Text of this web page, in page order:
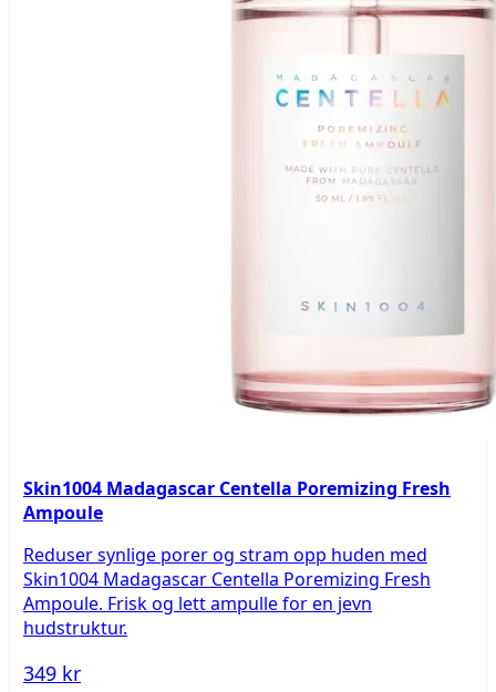
Skin1004 Madagascar Centella Poremizing Fresh
Ampoule
Reduser synlige porer og stram opp huden med
Skin1004 Madagascar Centella Poremizing Fresh
Ampoule. Frisk og lett ampulle for en jevn
hudstruktur.
349 kr